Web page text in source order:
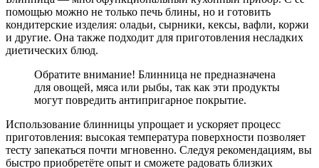
помощью можно не только печь блины, но и готовить
кондитерские изделия: оладьи, сырники, кексы, вафли, коржи
и другие. Она также подходит для приготовления несладких
диетических блюд.
Обратите внимание! Блинница не предназначена
для овощей, мяса или рыбы, так как эти продукты
могут повредить антипригарное покрытие.
Использование блинницы упрощает и ускоряет процесс
приготовления: высокая температура поверхности позволяет
тесту запекаться почти мгновенно. Следуя рекомендациям, вы
быстро приобретёте опыт и сможете радовать близких